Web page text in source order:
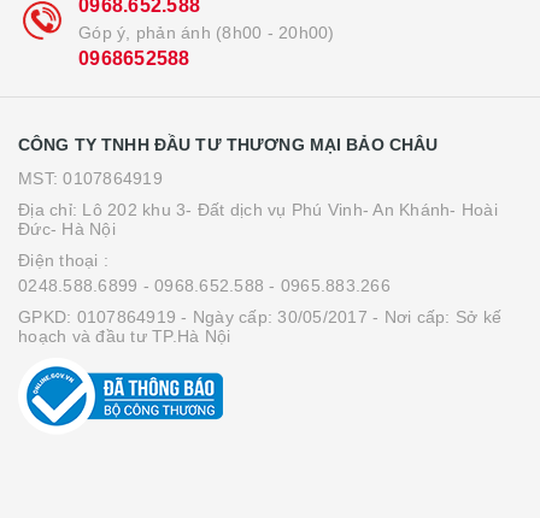
0968.652.588
Góp ý, phản ánh (8h00 - 20h00)
0968652588
CÔNG TY TNHH ĐẦU TƯ THƯƠNG MẠI BẢO CHÂU
MST: 0107864919
Địa chỉ: Lô 202 khu 3- Đất dịch vụ Phú Vinh- An Khánh- Hoài
Đức- Hà Nội
Điện thoại :
0248.588.6899 - 0968.652.588 - 0965.883.266
GPKD: 0107864919 - Ngày cấp: 30/05/2017 - Nơi cấp: Sở kế
hoạch và đầu tư TP.Hà Nội